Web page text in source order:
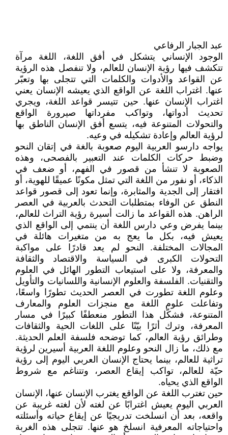
عبد الجبار الرفاعي
الوجود الإنساني يتشكل في أفق اللغة، اللغة مرآة
تتكشف فيها رؤية الإنسان للعالم، ولا تنفصل هذه الرؤية
عن القواعد والأدوات والكلمات التي تتجلى بها وتعبّر
عنها. اغتراب اللغة عن الواقع الذي يعيشه الإنسان يعني
اغتراب الإنسان عنها. حين تتيسر قواعد اللغة، ويجري
تحديث أدواتها، وتواكب مفرداتها صيرورة الواقع
والتحولات المتنوعة فيه، يتسع أفق الإنسان الناطق بها
لرؤية العالم وإعادة تشكيله في وعيه.
يواجه دارسو العربية اليوم صعوبة بالغة في إتقان النحو
وضبط حركات الكلمات عند التعبير بالفصحى، وهذه
الصعوبة لا تنشأ من قصور في الفهم، أو ضعف في
الذكاء، أو نفور من اللغة التي تمثل مكونًا عميقًا للهوية، أو
افتقار إلى الجدية والمثابرة، وإنما تعود إلى قصور قواعد
النطق عن الوفاء بمتطلبات التحدث بالعربية في العصر
الراهن. هذه القواعد ما زالت أسيرة رؤية التراث للعالم،
بينما يفرض وعي دارس اللغة أن ينتمي إلى الواقع الذي
يعيش فيه، بكل ما يعج به من متغيرات هائلة في
المجالات المختلفة. النحو لم يعد قادرًا على مواكبة
التحولات الكبرى في السياسة والاقتصاد والثقافة
والمعرفة، ولا على استيعاب التطور الهائل في العلوم
والتقنيات. الفلسفة والعلوم الإنسانية واللسانيات والتأويل
وعلوم اللغة تطورت في العصر الحديث تطورًا واسعًا،
وتفاعلت علوم اللغة مع منجزات العلوم والمعارف
المتنوعة، فشكّل هذا التطور منعطفًا كبيرًا في مسار
المعرفة، وترك أثرًا بيّنًا على اللغات الحية والثقافات
وطرائق رؤية العالم، كما توضحه فلسفة العلم الحديثة.
مع ذلك، ما زال النحو وعلوم اللغة العربية أسيرين لرؤية
تراثية للعالم، بينما يحتاج الإنسان العربي اليوم إلى رؤية
حيّة للعالم، تواكب إيقاع العصر، وتتناغم مع شروط
الواقع الذي يحياه.
حين تغترب اللغة عن الواقع يغترب الإنسان عنها، الإنسان
العربي اليوم يعيش اغترابًا عن لغته لأن لغته غريبة عن
واقعه، بعد أن انسلخت تدريجيًا عن إيقاع حياته وأسئلته
واحتياجاته المعرفية انسلخ هو عنها. تتجلى هذه الغربة